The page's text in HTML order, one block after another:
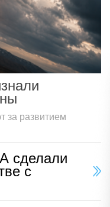
за развитием
сделали
с